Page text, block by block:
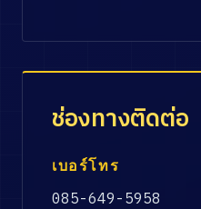
ช่องทางติดต่อ
เบอร์โทร
085-649-5958